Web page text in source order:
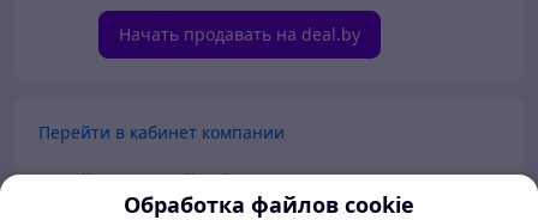
Начать продавать на deal.by
Перейти в кабинет компании
Перейти в личный кабинет
Обработка файлов cookie